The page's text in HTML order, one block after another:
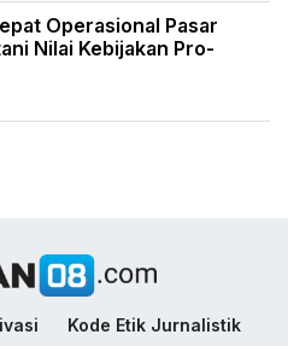
Operasional Pasar
Nilai Kebijakan Pro-
Kode Etik Jurnalistik